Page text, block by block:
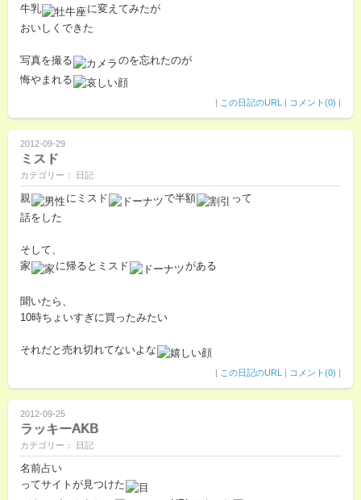
牛乳
に変えてみたが
おいしくできた
写真を撮る
のを忘れたのが
悔やまれる
| この日記のURL | コメント(0) |
2012-09-29
ミスド
カテゴリー： 日記
親 にミスド で半額
って
話をした
そして、
家
に帰るとミスド がある
聞いたら、
10時ちょいすぎに買ったみたい
それだと売れ切れてないよな
| この日記のURL | コメント(0) |
2012-09-25
ラッキーAKB
カテゴリー： 日記
名前占い
ってサイトが見つけた